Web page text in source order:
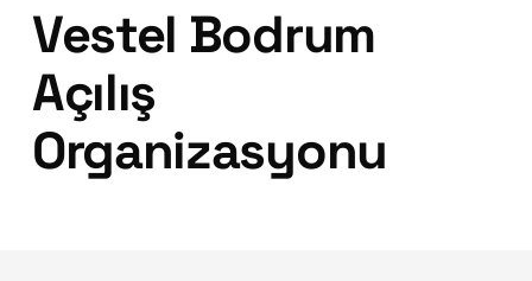
Vestel Bodrum
Açılış
Organizasyonu